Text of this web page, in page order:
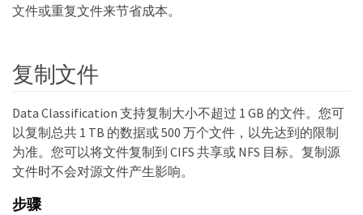
文件或重复文件来节省成本。
复制文件
Data Classification 支持复制大小不超过 1 GB 的文件。您可
以复制总共 1 TB 的数据或 500 万个文件，以先达到的限制
为准。您可以将文件复制到 CIFS 共享或 NFS 目标。复制源
文件时不会对源文件产生影响。
步骤